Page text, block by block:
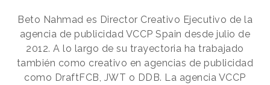
Beto Nahmad es Director Creativo Ejecutivo de la
agencia de publicidad VCCP Spain desde julio de
2012. A lo largo de su trayectoria ha trabajado
también como creativo en agencias de publicidad
como DraftFCB, JWT o DDB. La agencia VCCP